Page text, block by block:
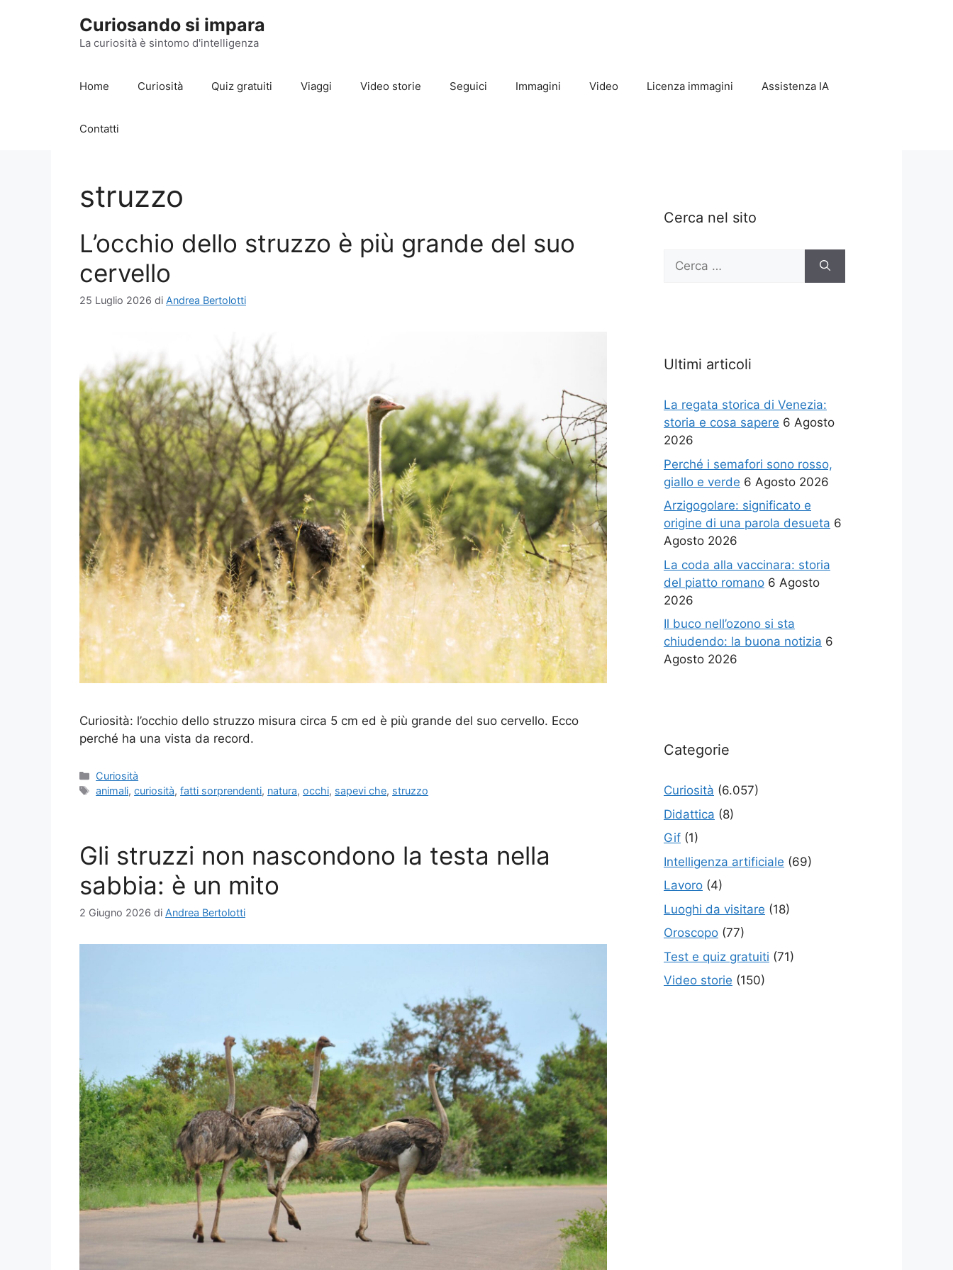
Curiosando si impara
La curiosità è sintomo d'intelligenza
Home Curiosità Quiz gratuiti Viaggi Video storie Seguici Immagini Video Licenza immagini Assistenza IA
Contatti
struzzo
L’occhio dello struzzo è più grande del suo
cervello
25 Luglio 2026 di Andrea Bertolotti
Curiosità: l’occhio dello struzzo misura circa 5 cm ed è più grande del suo cervello. Ecco
perché ha una vista da record.
Categorie
Curiosità
Tag
animali,curiosità,fatti sorprendenti, natura,occhi, sapevi che, struzzo
Gli struzzi non nascondono la testa nella
sabbia: è un mito
2 Giugno 2026 di Andrea Bertolotti
Cerca nel sito
Ricerca
Ultimi articoli
La regata storica di Venezia:
storia e cosa sapere 6 Agosto
2026
Perché i semafori sono rosso,
giallo e verde 6 Agosto 2026
Arzigogolare: significato e
origine di una parola desueta 6
Agosto 2026
La coda alla vaccinara: storia
del piatto romano 6 Agosto
2026
Il buco nell’ozono si sta
chiudendo: la buona notizia 6
Agosto 2026
Categorie
Curiosità (6.057)
Didattica (8)
Gif (1)
Intelligenza artificiale (69)
Lavoro (4)
Luoghi da visitare (18)
Oroscopo (77)
Test e quiz gratuiti (71)
Video storie (150)